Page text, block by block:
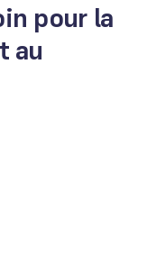
pour la
au